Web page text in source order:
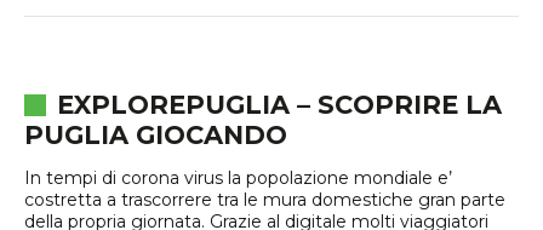
EXPLOREPUGLIA – SCOPRIRE LA
PUGLIA GIOCANDO
In tempi di corona virus la popolazione mondiale e’
costretta a trascorrere tra le mura domestiche gran parte
della propria giornata. Grazie al digitale molti viaggiatori